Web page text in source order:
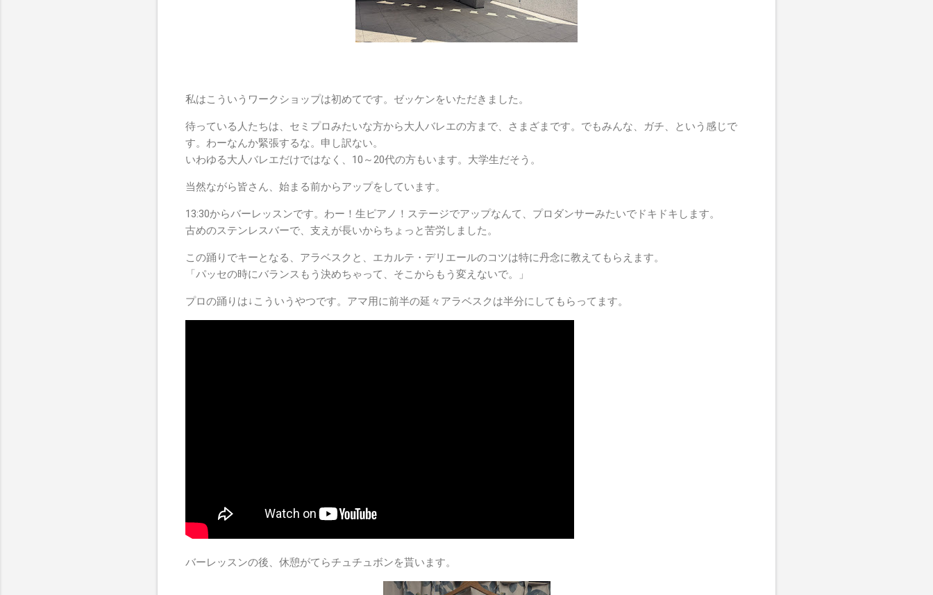
私はこういうワークショップは初めてです。ゼッケンをいただきました。
待っている人たちは、セミプロみたいな方から大人バレエの方まで、さまざまです。でもみんな、ガチ、という感じで
す。わーなんか緊張するな。申し訳ない。
いわゆる大人バレエだけではなく、10～20代の方もいます。大学生だそう。
当然ながら皆さん、始まる前からアップをしています。
13:30からバーレッスンです。わー！生ピアノ！ステージでアップなんて、プロダンサーみたいでドキドキします。
古めのステンレスバーで、支えが長いからちょっと苦労しました。
この踊りでキーとなる、アラベスクと、エカルテ・デリエールのコツは特に丹念に教えてもらえます。
「パッセの時にバランスもう決めちゃって、そこからもう変えないで。」
プロの踊りは↓こういうやつです。アマ用に前半の延々アラベスクは半分にしてもらってます。
バーレッスンの後、休憩がてらチュチュボンを貰います。